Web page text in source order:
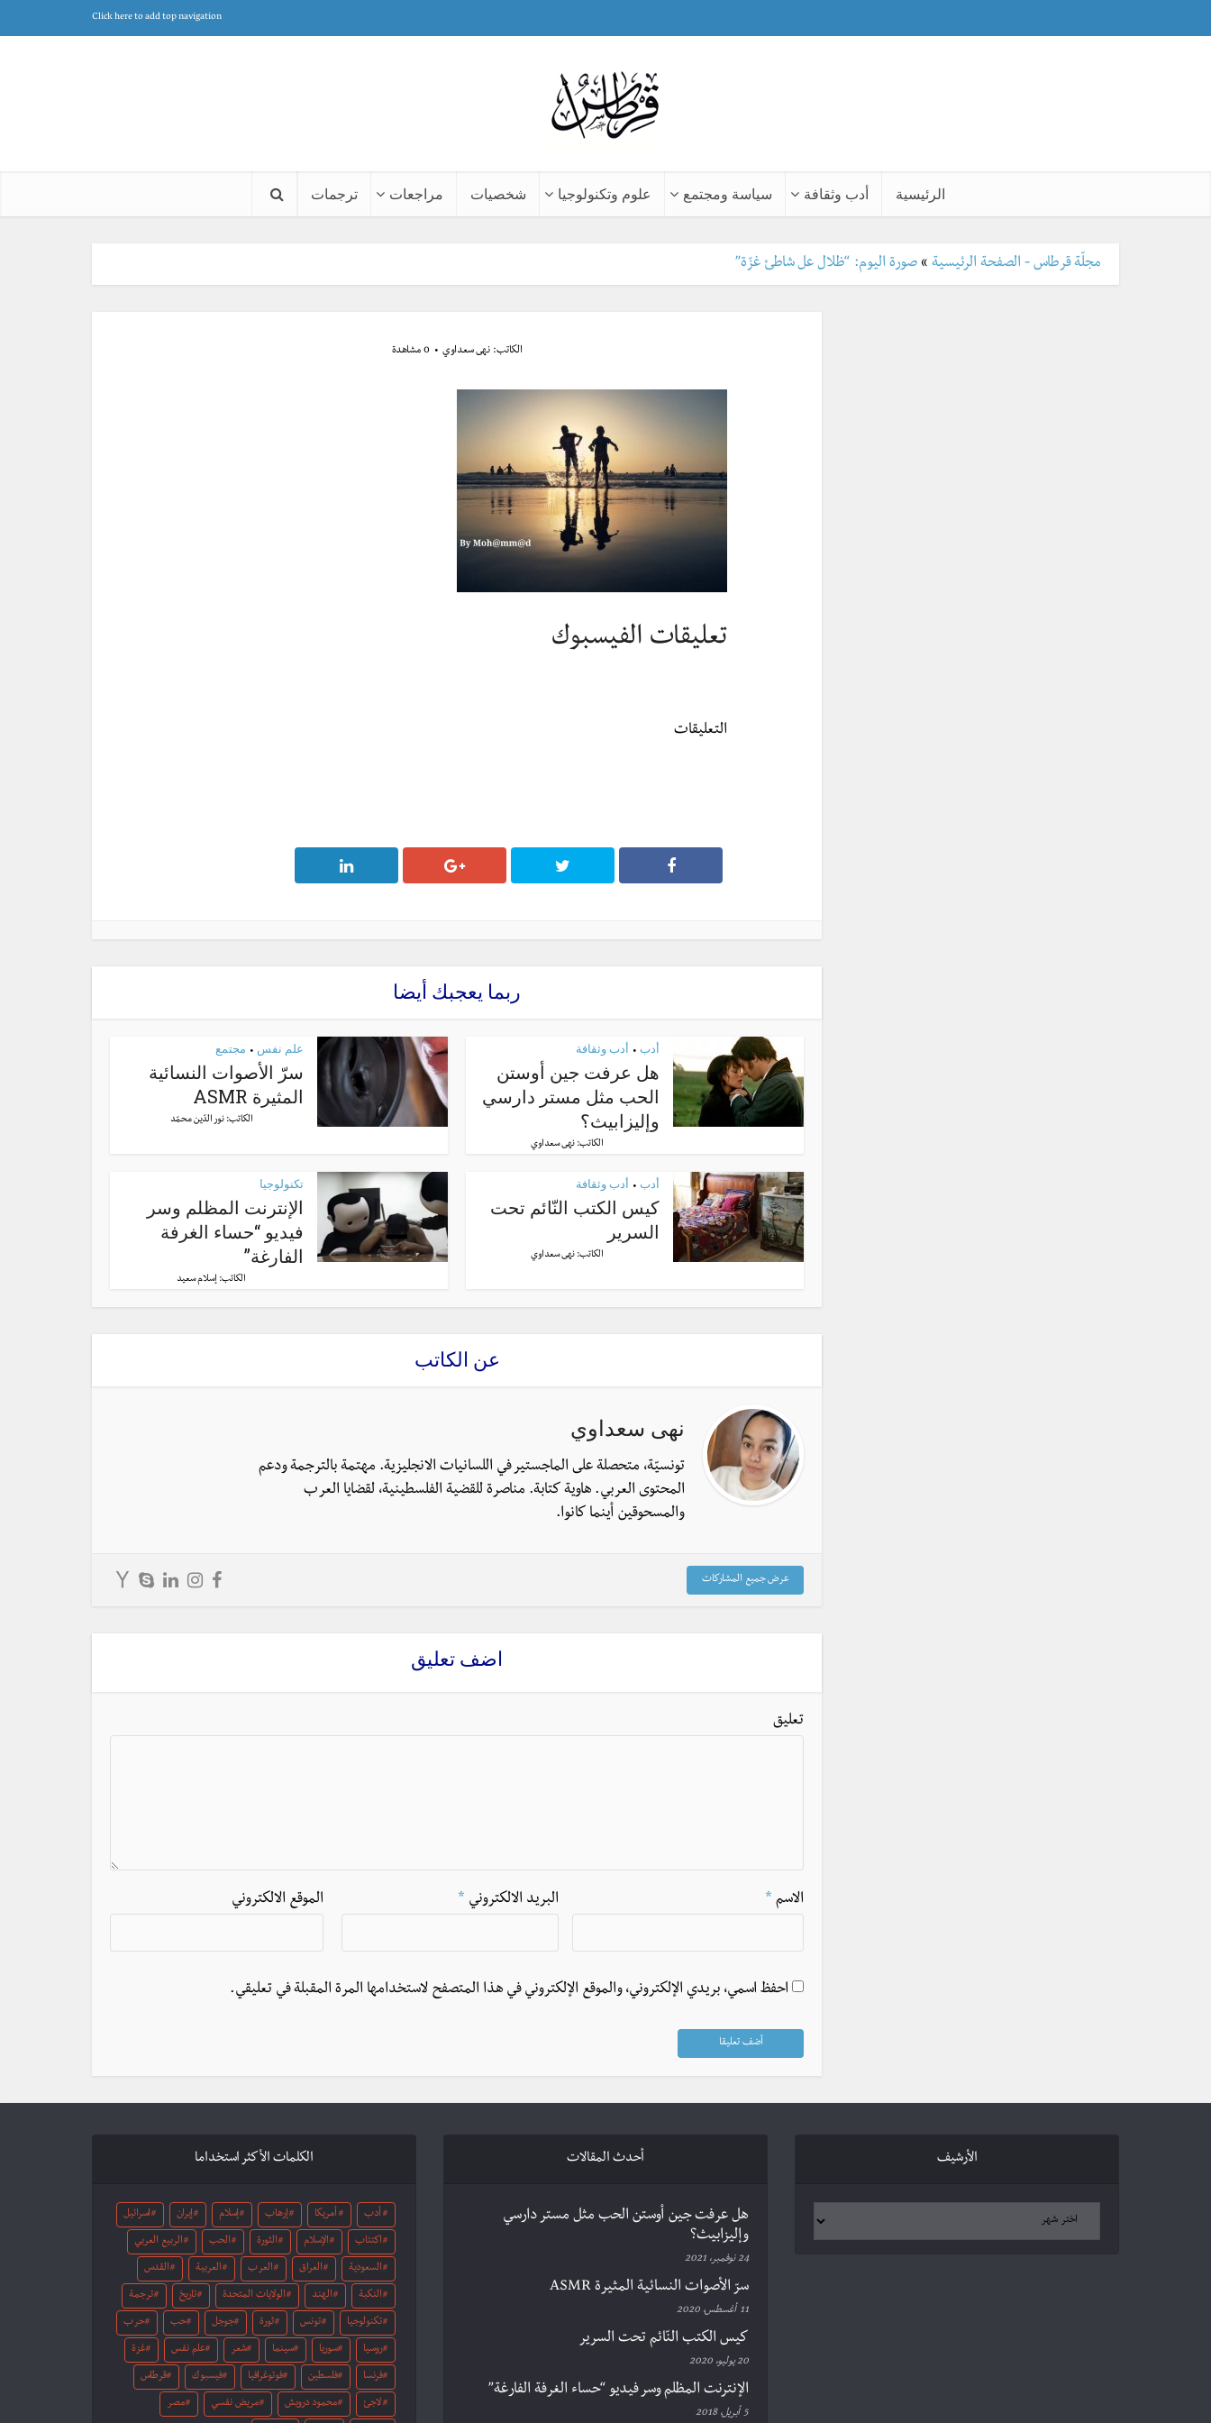
Click here to add top navigation
الرئيسية أدب وثقافة سياسة ومجتمع علوم وتكنولوجيا شخصيات مراجعات ترجمات
مجلّة قرطاس - الصفحة الرئيسية » صورة اليوم: “ظلال عل شاطئ غزّة”
الكاتب:نهى سعداوي 0 مشاهدة
تعليقات الفيسبوك
التعليقات
ربما يعجبك أيضا
أدب • أدب وثقافة
هل عرفت جين أوستن
الحب مثل مستر دارسي
وإليزابيث؟
الكاتب: نهى سعداوي
علم نفس • مجتمع
سرّ الأصوات النسائية
المثيرة ASMR
الكاتب:نور الدّين محمّد
أدب • أدب وثقافة
كيس الكتب النّائم تحت
السرير
الكاتب: نهى سعداوي
تكنولوجيا
الإنترنت المظلم وسر
فيديو “حساء الغرفة
الفارغة”
الكاتب: إسلام سعيد
عن الكاتب
نهى سعداوي
تونسيّة، متحصلة على الماجستير في اللسانيات الانجليزية. مهتمة بالترجمة ودعم
المحتوى العربي. هاوية كتابة. مناصرة للقضية الفلسطينية، لقضايا العرب
والمسحوقين أينما كانوا.
عرض جميع المشاركات
اضف تعليق
تعليق
الاسم * البريد الالكتروني * الموقع الالكتروني
احفظ اسمي، بريدي الإلكتروني، والموقع الإلكتروني في هذا المتصفح لاستخدامها المرة المقبلة في تعليقي.
الكلمات الأكثر استخداما
أدب أمريكا إرهاب إسلام إيران اسرائيل
اكتئاب الإسلام الثورة الحب الربيع العربي
السعودية العراق العرب العربية القدس
النكبة الهند الولايات المتحدة تاريخ ترجمة
تكنولوجيا تونس ثورة جوجل حب حرب
روسيا سوريا سينما شعر علم نفس غزة
فرنسا فلسطين فوتوغرافيا فيسبوك قرطاس
لاجئ محمود درويش مريض نفسي مصر
أحدث المقالات
هل عرفت جين أوستن الحب مثل مستر دارسي
وإليزابيث؟
24 نوفمبر، 2021
سرّ الأصوات النسائية المثيرة ASMR
11 أغسطس، 2020
كيس الكتب النّائم تحت السرير
20 يوليو، 2020
الإنترنت المظلم وسر فيديو “حساء الغرفة الفارغة”
5 أبريل، 2018
الأرشيف